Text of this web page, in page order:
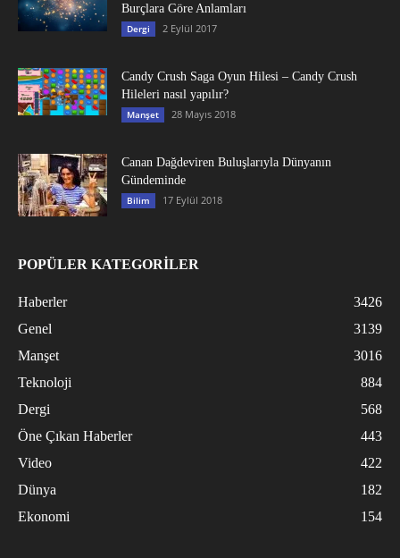
Burçlara Göre Anlamları
Dergi 2 Eylül 2017
Candy Crush Saga Oyun Hilesi – Candy Crush
Hileleri nasıl yapılır?
Manşet 28 Mayıs 2018
Canan Dağdeviren Buluşlarıyla Dünyanın
Gündeminde
Bilim 17 Eylül 2018
POPÜLER KATEGORİLER
Haberler
3426
Genel
3139
Manşet
3016
Teknoloji
884
Dergi
568
Öne Çıkan Haberler
443
Video
422
Dünya
182
Ekonomi
154